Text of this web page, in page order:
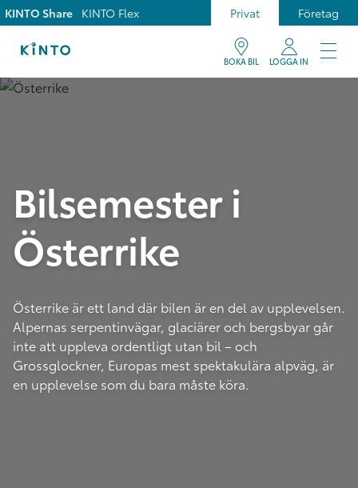
Privat Företag
KINTO Share KINTO Flex
BOKA BIL LOGGA IN
Bilsemester i
Österrike
Österrike är ett land där bilen är en del av upplevelsen.
Alpernas serpentinvägar, glaciärer och bergsbyar går
inte att uppleva ordentligt utan bil – och
Grossglockner, Europas mest spektakulära alpväg, är
en upplevelse som du bara måste köra.